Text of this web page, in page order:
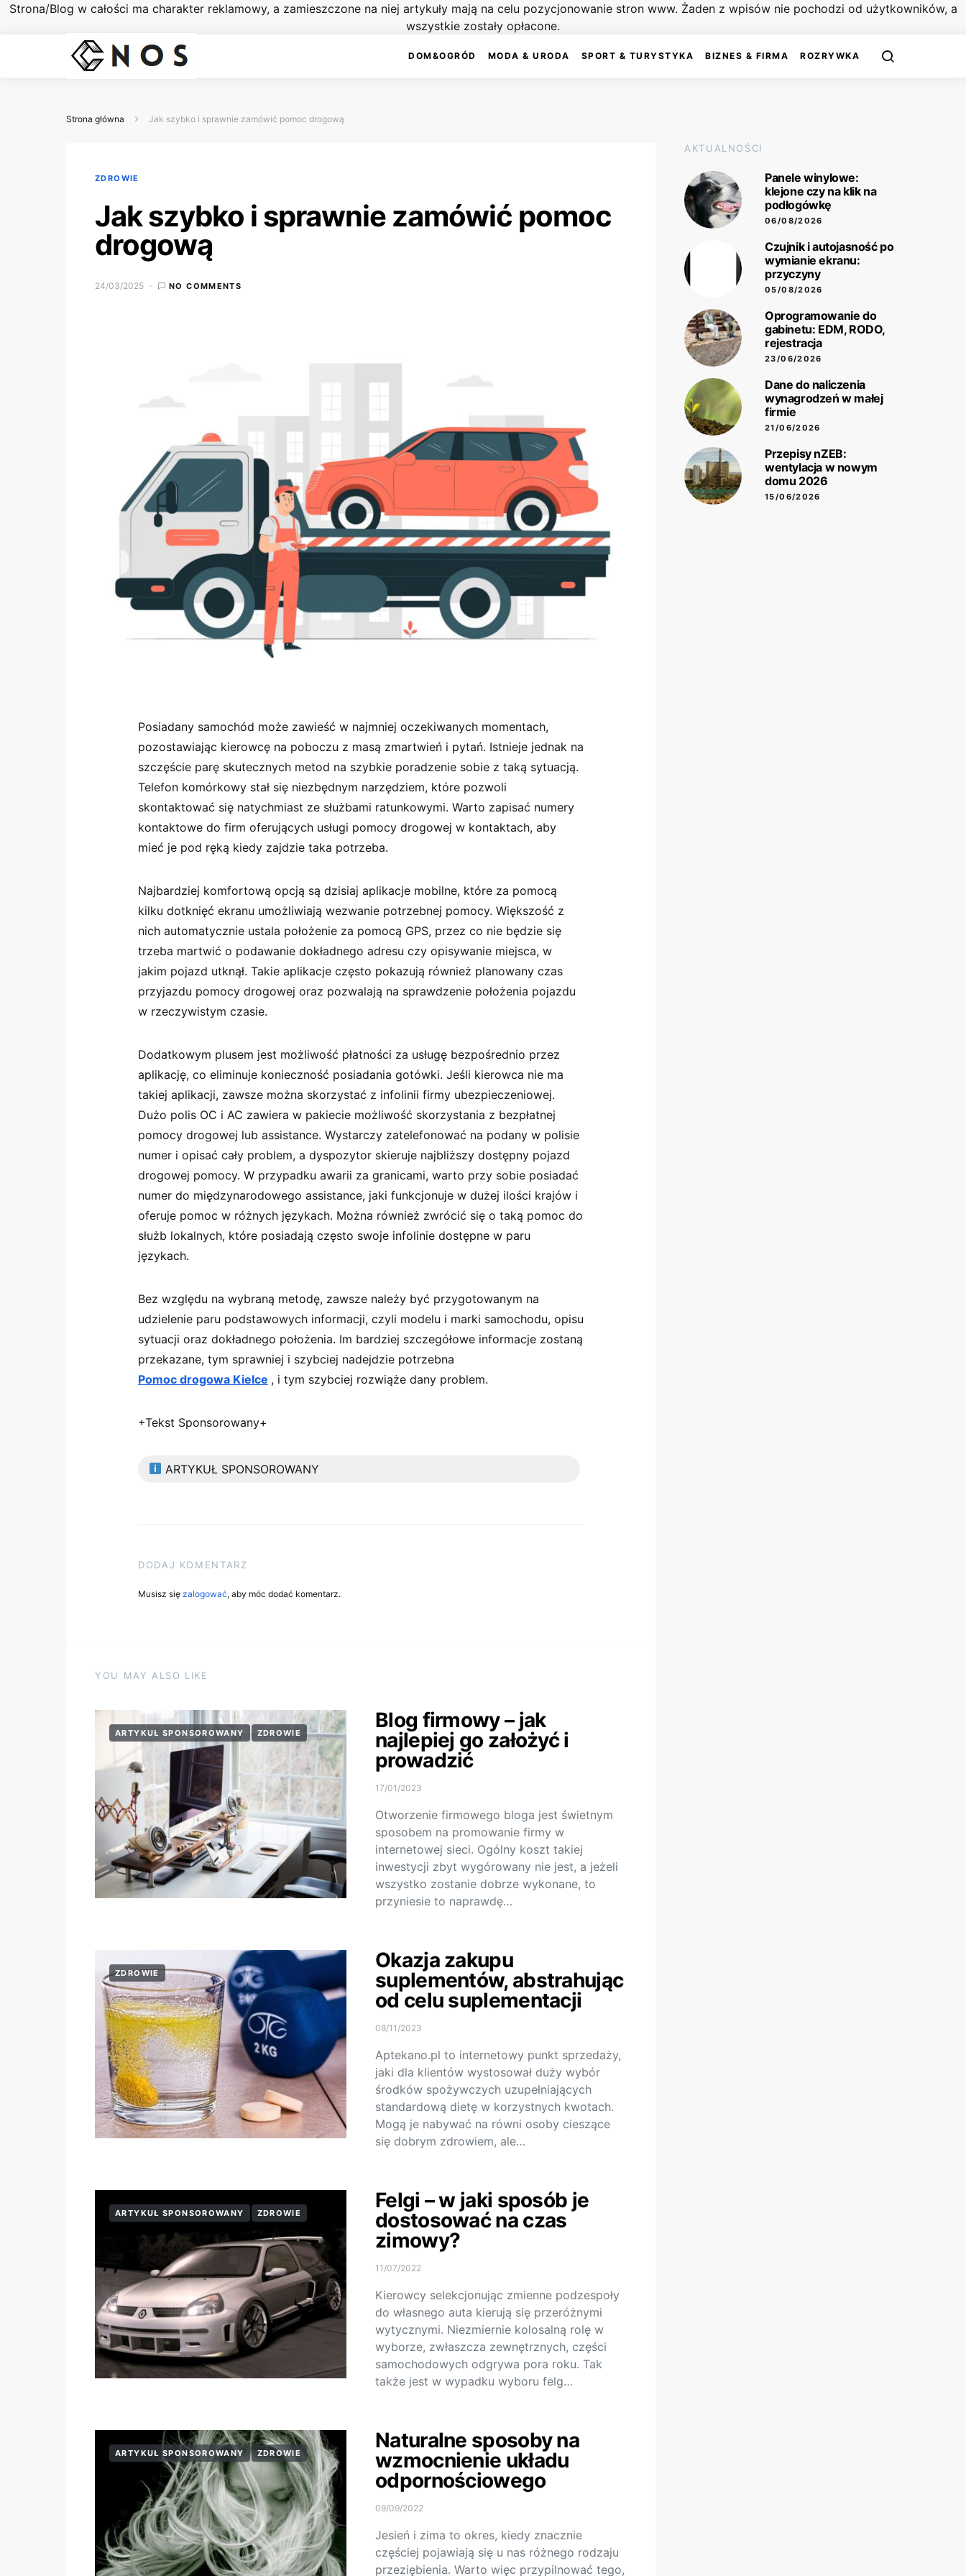
Strona/Blog w całości ma charakter reklamowy, a zamieszczone na niej artykuły mają na celu pozycjonowanie stron www. Żaden z wpisów nie pochodzi od użytkowników, a
wszystkie zostały opłacone.
DOM&OGRÓD MODA & URODA SPORT & TURYSTYKA BIZNES & FIRMA ROZRYWKA
Strona główna Jak szybko i sprawnie zamówić pomoc drogową
ZDROWIE
Jak szybko i sprawnie zamówić pomoc
drogową
24/03/2025 NO COMMENTS
Posiadany samochód może zawieść w najmniej oczekiwanych momentach,
pozostawiając kierowcę na poboczu z masą zmartwień i pytań. Istnieje jednak na
szczęście parę skutecznych metod na szybkie poradzenie sobie z taką sytuacją.
Telefon komórkowy stał się niezbędnym narzędziem, które pozwoli
skontaktować się natychmiast ze służbami ratunkowymi. Warto zapisać numery
kontaktowe do firm oferujących usługi pomocy drogowej w kontaktach, aby
mieć je pod ręką kiedy zajdzie taka potrzeba.
Najbardziej komfortową opcją są dzisiaj aplikacje mobilne, które za pomocą
kilku dotknięć ekranu umożliwiają wezwanie potrzebnej pomocy. Większość z
nich automatycznie ustala położenie za pomocą GPS, przez co nie będzie się
trzeba martwić o podawanie dokładnego adresu czy opisywanie miejsca, w
jakim pojazd utknął. Takie aplikacje często pokazują również planowany czas
przyjazdu pomocy drogowej oraz pozwalają na sprawdzenie położenia pojazdu
w rzeczywistym czasie.
Dodatkowym plusem jest możliwość płatności za usługę bezpośrednio przez
aplikację, co eliminuje konieczność posiadania gotówki. Jeśli kierowca nie ma
takiej aplikacji, zawsze można skorzystać z infolinii firmy ubezpieczeniowej.
Dużo polis OC i AC zawiera w pakiecie możliwość skorzystania z bezpłatnej
pomocy drogowej lub assistance. Wystarczy zatelefonować na podany w polisie
numer i opisać cały problem, a dyspozytor skieruje najbliższy dostępny pojazd
drogowej pomocy. W przypadku awarii za granicami, warto przy sobie posiadać
numer do międzynarodowego assistance, jaki funkcjonuje w dużej ilości krajów i
oferuje pomoc w różnych językach. Można również zwrócić się o taką pomoc do
służb lokalnych, które posiadają często swoje infolinie dostępne w paru
językach.
Bez względu na wybraną metodę, zawsze należy być przygotowanym na
udzielenie paru podstawowych informacji, czyli modelu i marki samochodu, opisu
sytuacji oraz dokładnego położenia. Im bardziej szczegółowe informacje zostaną
przekazane, tym sprawniej i szybciej nadejdzie potrzebna
Pomoc drogowa Kielce , i tym szybciej rozwiąże dany problem.
+Tekst Sponsorowany+
ARTYKUŁ SPONSOROWANY
DODAJ KOMENTARZ
Musisz się zalogować, aby móc dodać komentarz.
YOU MAY ALSO LIKE
ARTYKUŁ SPONSOROWANY ZDROWIE
Blog firmowy – jak
najlepiej go założyć i
prowadzić
17/01/2023
Otworzenie firmowego bloga jest świetnym
sposobem na promowanie firmy w
internetowej sieci. Ogólny koszt takiej
inwestycji zbyt wygórowany nie jest, a jeżeli
wszystko zostanie dobrze wykonane, to
przyniesie to naprawdę…
ZDROWIE
Okazja zakupu
suplementów, abstrahując
od celu suplementacji
08/11/2023
Aptekano.pl to internetowy punkt sprzedaży,
jaki dla klientów wystosował duży wybór
środków spożywczych uzupełniających
standardową dietę w korzystnych kwotach.
Mogą je nabywać na równi osoby cieszące
się dobrym zdrowiem, ale…
ARTYKUŁ SPONSOROWANY ZDROWIE
Felgi – w jaki sposób je
dostosować na czas
zimowy?
11/07/2022
Kierowcy selekcjonując zmienne podzespoły
do własnego auta kierują się przeróżnymi
wytycznymi. Niezmiernie kolosalną rolę w
wyborze, zwłaszcza zewnętrznych, części
samochodowych odgrywa pora roku. Tak
także jest w wypadku wyboru felg…
ARTYKUŁ SPONSOROWANY ZDROWIE
Naturalne sposoby na
wzmocnienie układu
odpornościowego
09/09/2022
Jesień i zima to okres, kiedy znacznie
częściej pojawiają się u nas różnego rodzaju
przeziębienia. Warto więc przypilnować tego,
AKTUALNOŚCI
Panele winylowe:
klejone czy na klik na
podłogówkę
06/08/2026
Czujnik i autojasność po
wymianie ekranu:
przyczyny
05/08/2026
Oprogramowanie do
gabinetu: EDM, RODO,
rejestracja
23/06/2026
Dane do naliczenia
wynagrodzeń w małej
firmie
21/06/2026
Przepisy nZEB:
wentylacja w nowym
domu 2026
15/06/2026